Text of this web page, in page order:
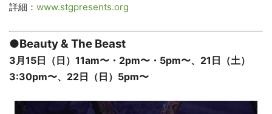
詳細： www.stgpresents.org
●Beauty & The Beast
3月15日（日）11am〜・2pm〜・5pm〜、21日（土）
3:30pm〜、22日（日）5pm〜